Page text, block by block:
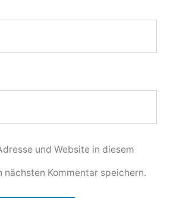
und Website in diesem
nächsten Kommentar speichern.